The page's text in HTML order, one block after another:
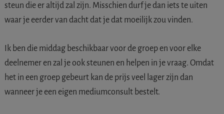
steun die er altijd zal zijn. Misschien durf je dan iets te uiten
waar je eerder van dacht dat je dat moeilijk zou vinden.
Ik ben die middag beschikbaar voor de groep en voor elke
deelnemer en zal je ook steunen en helpen in je vraag. Omdat
het in een groep gebeurt kan de prijs veel lager zijn dan
wanneer je een eigen mediumconsult bestelt.